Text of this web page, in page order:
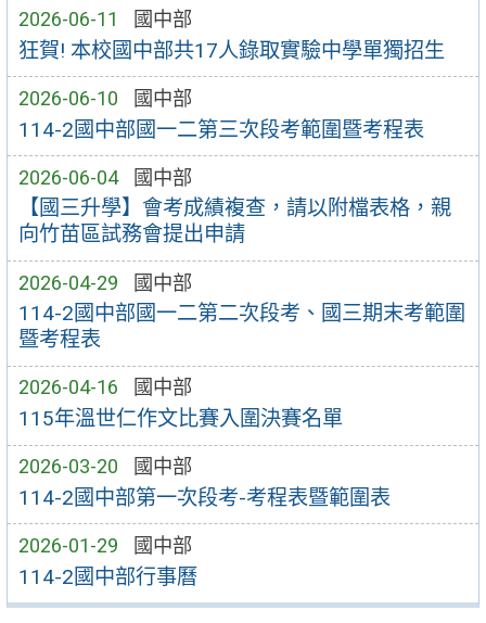
2026-06-11 國中部
狂賀! 本校國中部共17人錄取實驗中學單獨招生
2026-06-10 國中部
114-2國中部國一二第三次段考範圍暨考程表
2026-06-04 國中部
【國三升學】會考成績複查，請以附檔表格，親
向竹苗區試務會提出申請
2026-04-29 國中部
114-2國中部國一二第二次段考、國三期末考範圍
暨考程表
2026-04-16 國中部
115年溫世仁作文比賽入圍決賽名單
2026-03-20 國中部
114-2國中部第一次段考-考程表暨範圍表
2026-01-29 國中部
114-2國中部行事曆